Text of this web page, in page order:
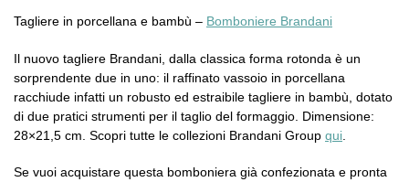
Tagliere in porcellana e bambù – Bomboniere Brandani
Il nuovo tagliere Brandani, dalla classica forma rotonda è un
sorprendente due in uno: il raffinato vassoio in porcellana
racchiude infatti un robusto ed estraibile tagliere in bambù, dotato
di due pratici strumenti per il taglio del formaggio. Dimensione:
28×21,5 cm. Scopri tutte le collezioni Brandani Group qui
Se vuoi acquistare questa bomboniera già confezionata e pronta